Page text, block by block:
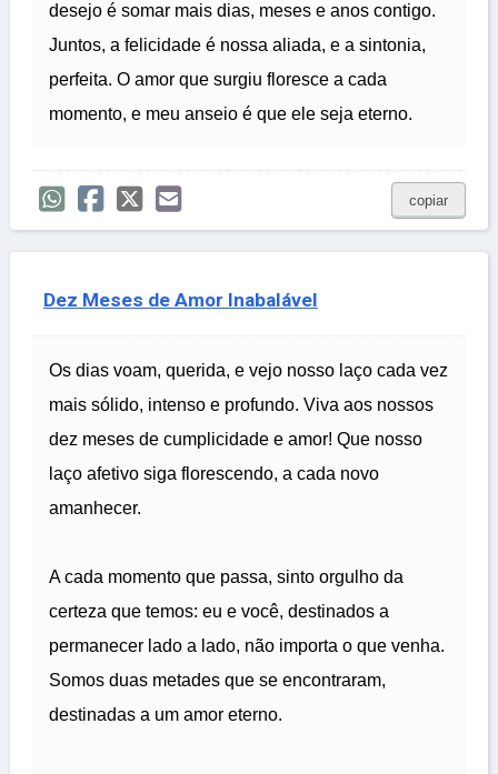
desejo é somar mais dias, meses e anos contigo.
Juntos, a felicidade é nossa aliada, e a sintonia,
perfeita. O amor que surgiu floresce a cada
momento, e meu anseio é que ele seja eterno.
copiar
Dez Meses de Amor Inabalável
Os dias voam, querida, e vejo nosso laço cada vez
mais sólido, intenso e profundo. Viva aos nossos
dez meses de cumplicidade e amor! Que nosso
laço afetivo siga florescendo, a cada novo
amanhecer.
A cada momento que passa, sinto orgulho da
certeza que temos: eu e você, destinados a
permanecer lado a lado, não importa o que venha.
Somos duas metades que se encontraram,
destinadas a um amor eterno.